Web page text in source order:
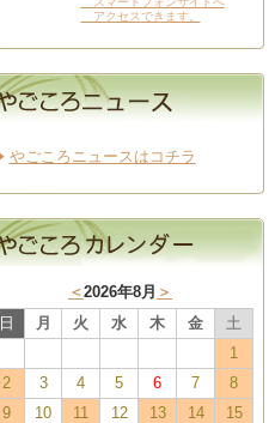
アクセスできます。
やごころニュースはコチラ
＜2026年8月 ＞
日
月 火 水 木 金
土
1
2
3 4 5 6 7
8
9
10 11 12 13 14
15